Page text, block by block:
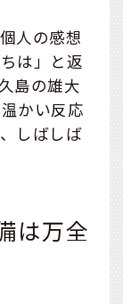
人の感想
は」と返
島の雄大
かい反応
しばしば
は万全